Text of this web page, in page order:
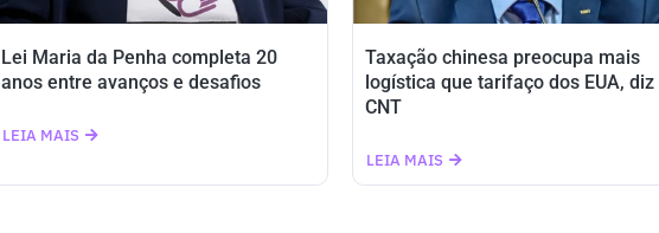
Lei Maria da Penha completa 20
anos entre avanços e desafios
LEIA MAIS
Taxação chinesa preocupa mais
logística que tarifaço dos EUA, diz
CNT
LEIA MAIS